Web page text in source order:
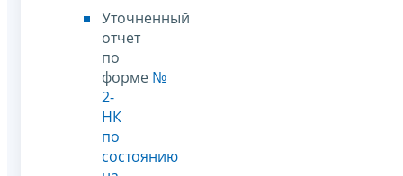
Уточненный
отчет
по
форме №
2-
НК
по
состоянию